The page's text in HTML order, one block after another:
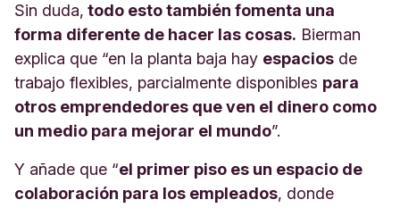
Sin duda, todo esto también fomenta una
forma diferente de hacer las cosas. Bierman
explica que “en la planta baja hay espacios de
trabajo flexibles, parcialmente disponibles para
otros emprendedores que ven el dinero como
un medio para mejorar el mundo”.
Y añade que “el primer piso es un espacio de
colaboración para los empleados, donde